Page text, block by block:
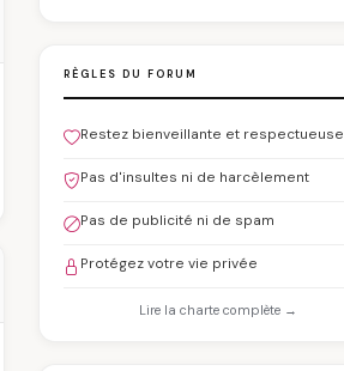
RÈGLES DU FORUM
Restez bienveillante et respectueuse
Pas d'insultes ni de harcèlement
Pas de publicité ni de spam
Protégez votre vie privée
Lire la charte complète →